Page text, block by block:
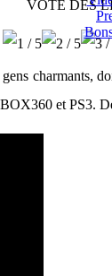
VOTE DES
et PS3.